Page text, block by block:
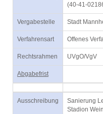
(40-41-
Vergabestelle Stadt
Verfahrensart Offenes
Rechtsrahmen UVgO/VgV
Abgabefrist
Ausschreibung
Sanierung
Stadion